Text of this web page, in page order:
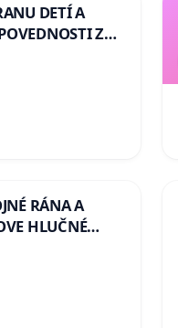
DETÍ A
ZA
A
RÁNA A
HLUČNÉ
V SOBOTU LEN
CEZ